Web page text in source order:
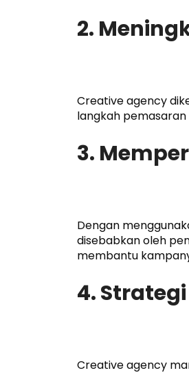
2.
Creative agency
langkah
3.
Dengan
disebabkan oleh
membantu
4.
Creative agency